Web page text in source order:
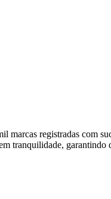
marcas registradas com
tranquilidade, garantindo